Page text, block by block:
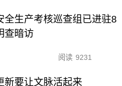
全生产考核巡查组已进驻8
查暗访
阅读 9231
新要让文脉活起来